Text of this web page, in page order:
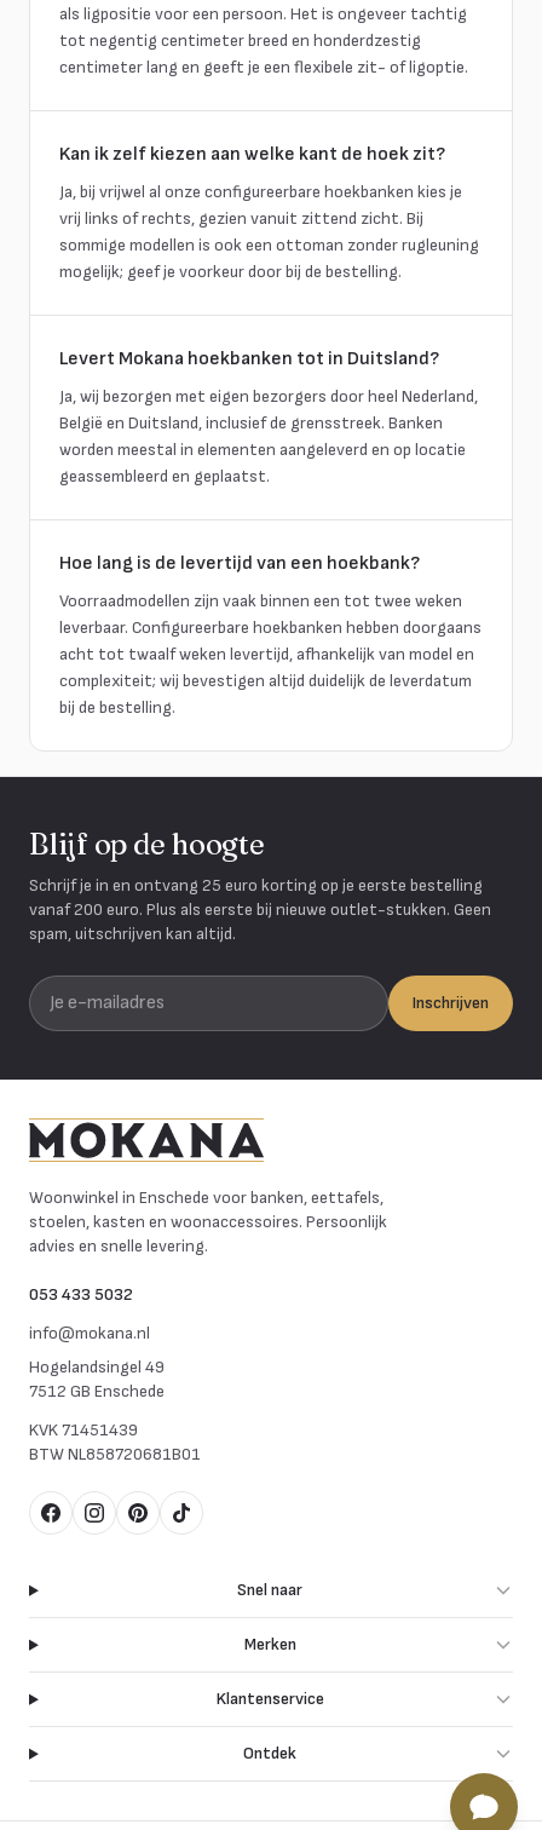
als ligpositie voor een persoon. Het is ongeveer tachtig
tot negentig centimeter breed en honderdzestig
centimeter lang en geeft je een flexibele zit- of ligoptie.
Kan ik zelf kiezen aan welke kant de hoek zit?
Ja, bij vrijwel al onze configureerbare hoekbanken kies je
vrij links of rechts, gezien vanuit zittend zicht. Bij
sommige modellen is ook een ottoman zonder rugleuning
mogelijk; geef je voorkeur door bij de bestelling.
Levert Mokana hoekbanken tot in Duitsland?
Ja, wij bezorgen met eigen bezorgers door heel Nederland,
België en Duitsland, inclusief de grensstreek. Banken
worden meestal in elementen aangeleverd en op locatie
geassembleerd en geplaatst.
Hoe lang is de levertijd van een hoekbank?
Voorraadmodellen zijn vaak binnen een tot twee weken
leverbaar. Configureerbare hoekbanken hebben doorgaans
acht tot twaalf weken levertijd, afhankelijk van model en
complexiteit; wij bevestigen altijd duidelijk de leverdatum
bij de bestelling.
Blijf op de hoogte
Schrijf je in en ontvang 25 euro korting op je eerste bestelling
vanaf 200 euro. Plus als eerste bij nieuwe outlet-stukken. Geen
spam, uitschrijven kan altijd.
Je e-mailadres
Inschrijven
Woonwinkel in Enschede voor banken, eettafels,
stoelen, kasten en woonaccessoires. Persoonlijk
advies en snelle levering.
053 433 5032
info@mokana.nl
Hogelandsingel 49
7512 GB Enschede
KVK71451439
BTWNL858720681B01
FacebookInstagram
Pinterest
TikTok
Snel naar
Merken
Klantenservice
Ontdek